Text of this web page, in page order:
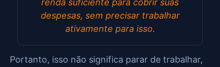
renda suficiente para cobrir suas
despesas, sem precisar trabalhar
ativamente para isso.
Portanto, isso não significa parar de trabalhar,